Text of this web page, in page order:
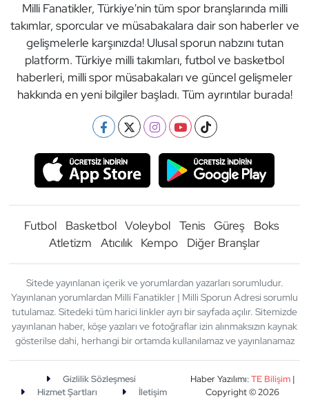
Milli Fanatikler, Türkiye'nin tüm spor branşlarında milli
takımlar, sporcular ve müsabakalara dair son haberler ve
gelişmelerle karşınızda! Ulusal sporun nabzını tutan
platform. Türkiye milli takımları, futbol ve basketbol
haberleri, milli spor müsabakaları ve güncel gelişmeler
hakkında en yeni bilgiler başladı. Tüm ayrıntılar burada!
Futbol Basketbol Voleybol Tenis Güreş
Boks
Atletizm
Atıcılık Kempo Diğer Branşlar
Sitede yayınlanan içerik ve yorumlardan yazarları sorumludur.
Yayınlanan yorumlardan Milli Fanatikler | Milli Sporun Adresi sorumlu
tutulamaz. Sitedeki tüm harici linkler ayrı bir sayfada açılır. Sitemizde
yayınlanan haber, köşe yazıları ve fotoğraflar izin alınmaksızın kaynak
gösterilse dahi, herhangi bir ortamda kullanılamaz ve yayınlanamaz
Gizlilik Sözleşmesi
Hizmet Şartları
İletişim
Haber Yazılımı:TE Bilişim|
Copyright © 2026